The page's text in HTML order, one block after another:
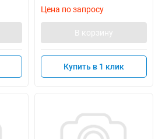
Цена по запросу
В корзину
Купить в 1 клик